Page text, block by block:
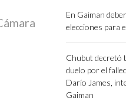
En Gaiman
elecciones para
Chubut decretó
duelo por el
Darío James,
Gaiman